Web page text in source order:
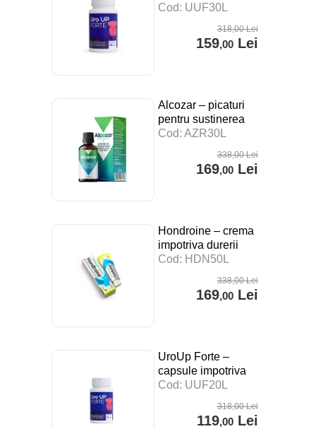
prostatitei – 30 cps
Cod: UUF30L
318,00Lei
159,00Lei
Alcozar – picaturi
pentru sustinerea
digestiei, a
impotriva stresului –
Cod: AZR30L
338,00Lei
169,00Lei
Hondroine – crema
impotriva durerii
articulare – 50 ml
Cod: HDN50L
338,00Lei
169,00Lei
UroUp Forte –
capsule impotriva
prostatitei – 20 cps
Cod: UUF20L
318,00Lei
119,00Lei